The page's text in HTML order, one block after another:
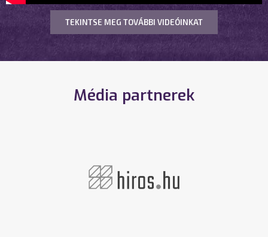
TEKINTSE MEG TOVÁBBI VIDEÓINKAT
Média partnerek